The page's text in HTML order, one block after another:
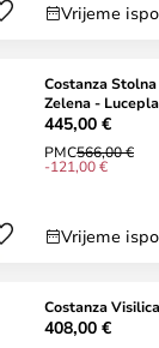
Vrijeme
Costanza
Zelena -
445,00 €
PMC566,00 €
-121,00 €
Vrijeme
Costanza
408,00 €